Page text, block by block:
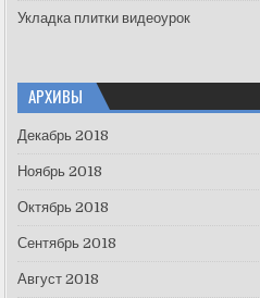
Укладка плитки видеоурок
АРХИВЫ
Декабрь 2018
Ноябрь 2018
Октябрь 2018
Сентябрь 2018
Август 2018